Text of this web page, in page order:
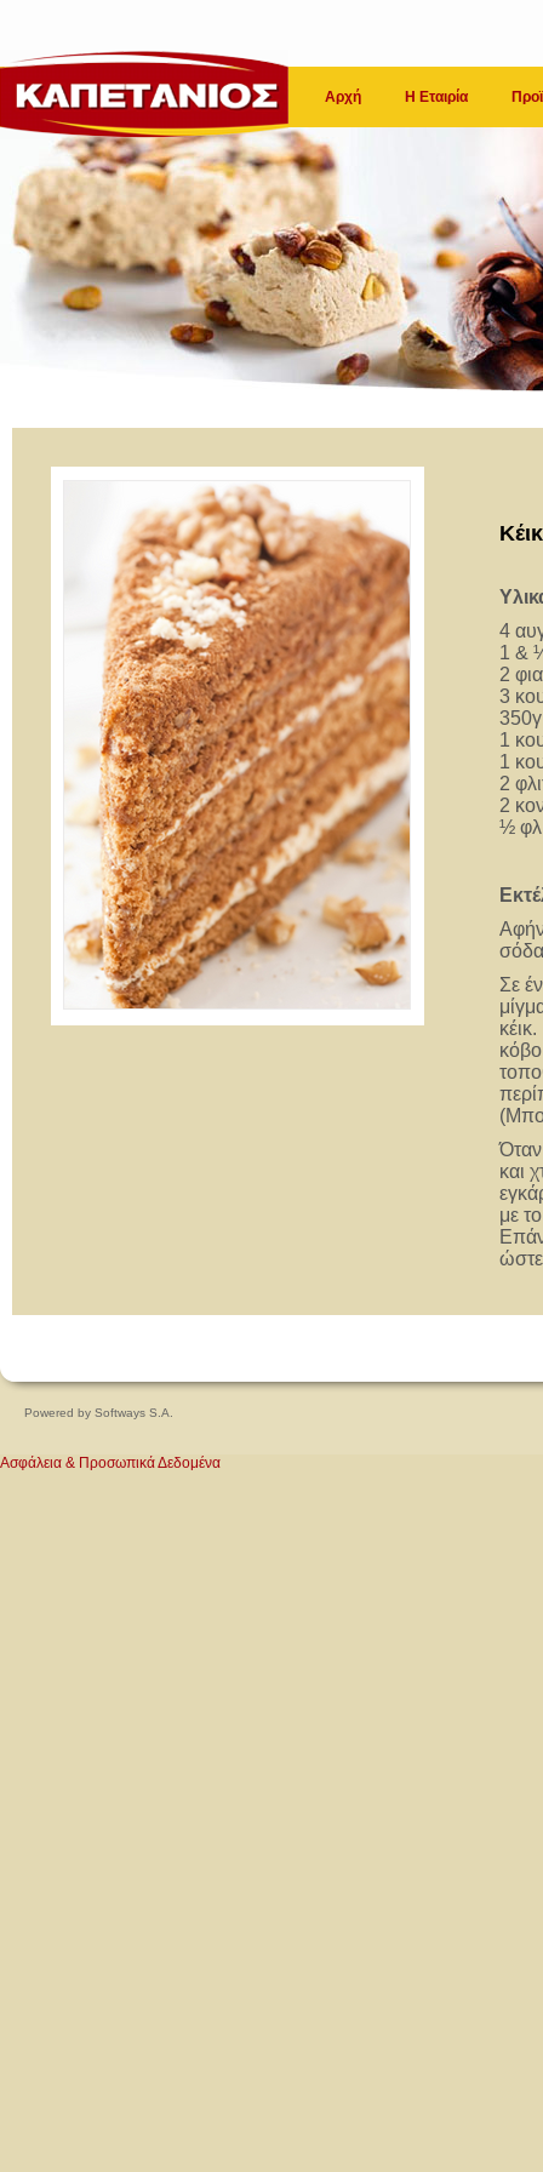
Αρχή Η Εταιρία
4
1 &
2
3
1
1
2
2
½
σόδα
Σε
και
με
Powered by Softways S.A.
Ασφάλεια & Προσωπικά Δεδομένα